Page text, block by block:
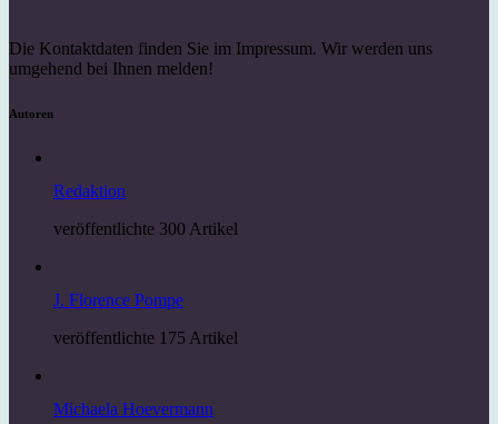
Die Kontaktdaten finden Sie im Impressum. Wir werden uns
umgehend bei Ihnen melden!
Autoren
Redaktion
veröffentlichte 300 Artikel
J. Florence Pompe
veröffentlichte 175 Artikel
Michaela Hoevermann